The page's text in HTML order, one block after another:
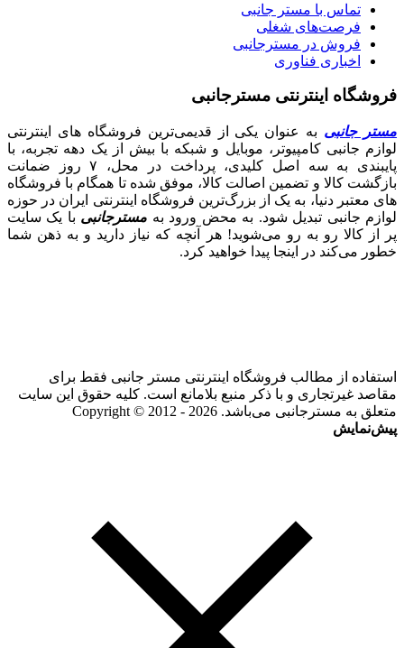
تماس با مستر جانبی
فرصت‌های شغلی
فروش در مسترجانبی
اخباری فناوری
فروشگاه اینترنتی مسترجانبی
مستر جانبی به عنوان یکی از قدیمی‌ترین فروشگاه های اینترنتی
لوازم جانبی کامپیوتر، موبایل و شبکه با بیش از یک دهه تجربه، با
پایبندی به سه اصل کلیدی، پرداخت در محل، ۷ روز ضمانت
بازگشت کالا و تضمین اصالت کالا، موفق شده تا همگام با فروشگاه‌
های معتبر دنیا، به یک از بزرگ‌ترین فروشگاه اینترنتی ایران در حوزه
لوازم جانبی تبدیل شود. به محض ورود به مسترجانبی با یک سایت
پر از کالا رو به رو می‌شوید! هر آنچه که نیاز دارید و به ذهن شما
خطور می‌کند در اینجا پیدا خواهید کرد.
استفاده از مطالب فروشگاه اینترنتی مستر جانبی فقط برای
مقاصد غیرتجاری و با ذکر منبع بلامانع است. کلیه حقوق این سایت
متعلق به مسترجانبی می‌باشد. Copyright © 2012 - 2026
پیش‌نمایش